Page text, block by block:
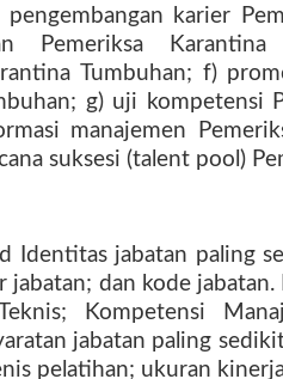
pengembangan karier
Pemeriksa
Tumbuhan; f)
g) uji kompetensi
manajemen
suksesi (talent pool)
Identitas jabatan paling
jabatan; dan kode
Kompetensi
jabatan paling
pelatihan; ukuran